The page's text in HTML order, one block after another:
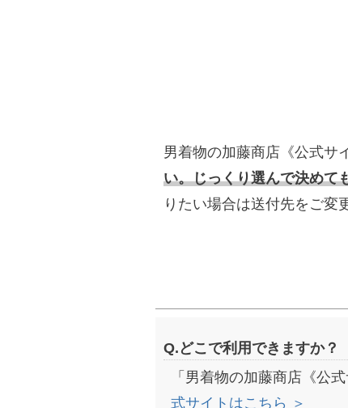
男着物の加藤商店《公式サ
い。じっくり選んで決めて
りたい場合は送付先をご
Q.どこで利用できますか？
「男着物の加藤商店《公
式サイトはこちら ＞